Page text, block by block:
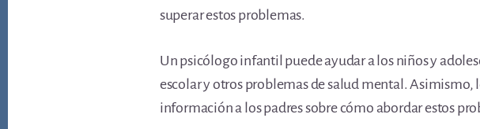
superar estos problemas.
Un psicólogo infantil puede ayudar a los niños y
escolar y otros problemas de salud mental.
información a los padres sobre cómo abordar estos